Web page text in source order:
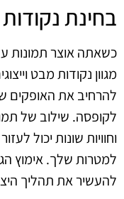
בחינת
כשאתה אוצר תמונות
מגוון נקודות מבט
להרחיב את האופקים
לקופסה. שילוב של
וחוויות שונות יכול
למטרות שלך. אימוץ
להעשיר את תהליך